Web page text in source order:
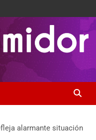
alarmante situación